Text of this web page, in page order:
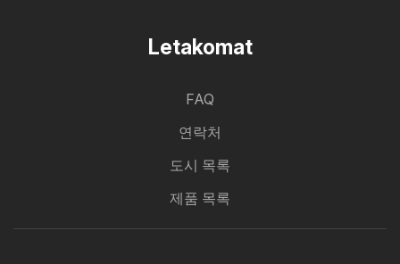
Letakomat
FAQ
연락처
도시 목록
제품 목록